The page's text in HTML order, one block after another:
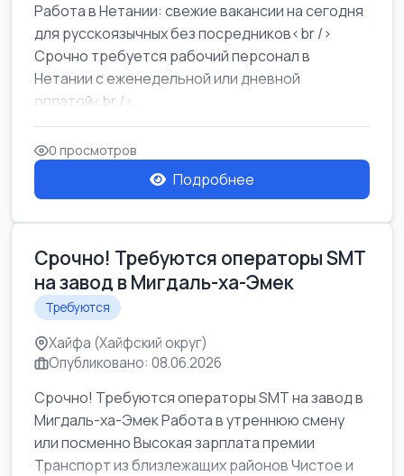
Работа в Нетании: свежие вакансии на сегодня
для русскоязычных без посредников<br />
Срочно требуется рабочий персонал в
Нетании с еженедельной или дневной
оплатой<br />
Свежие вакансии в Нетании дл...
0 просмотров
Подробнее
Срочно! Требуются операторы SMT
на завод в Мигдаль-ха-Эмек
Требуются
Хайфа (Хайфский округ)
Опубликовано: 08.06.2026
Срочно! Требуются операторы SMT на завод в
Мигдаль-ха-Эмек Работа в утреннюю смену
или посменно Высокая зарплата премии
Транспорт из близлежащих районов Чистое и